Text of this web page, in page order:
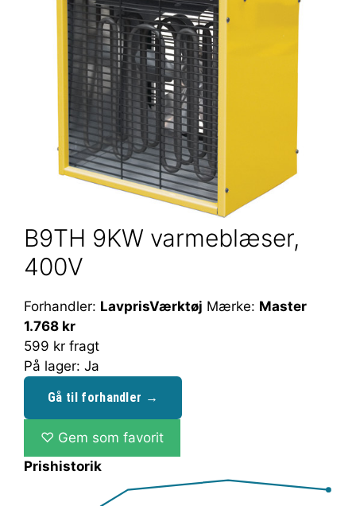
B9TH 9KW varmeblæser,
400V
Forhandler: LavprisVærktøj Mærke: Master
1.768 kr
599 kr fragt
På lager: Ja
Gå til forhandler →
♡ Gem som favorit
Prishistorik